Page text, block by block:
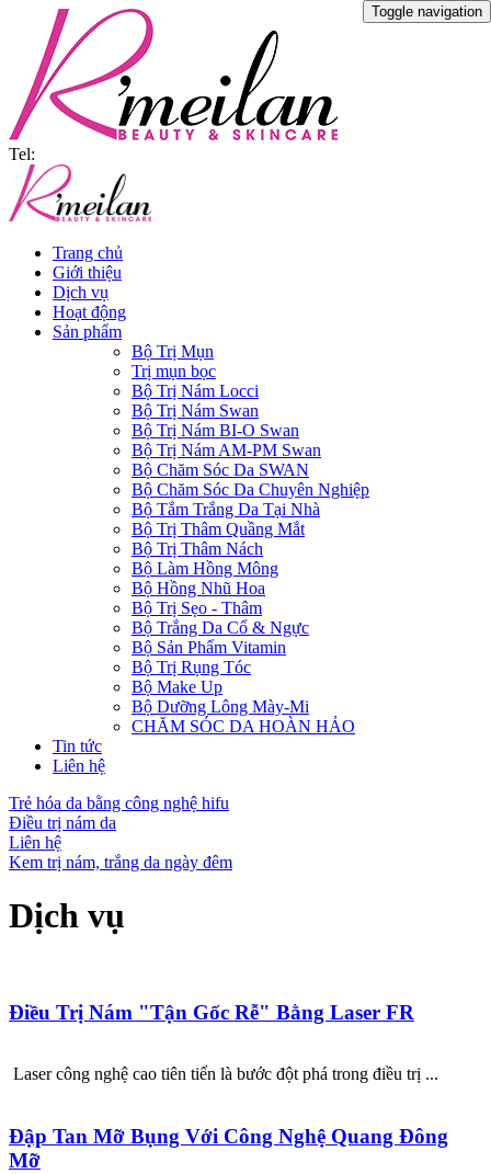
Tel:
Toggle navigation
Trang chủ
Giới thiệu
Dịch vụ
Hoạt động
Sản phẩm
Bộ Trị Mụn
Trị mụn bọc
Bộ Trị Nám Locci
Bộ Trị Nám Swan
Bộ Trị Nám BI-O Swan
Bộ Trị Nám AM-PM Swan
Bộ Chăm Sóc Da SWAN
Bộ Chăm Sóc Da Chuyên Nghiệp
Bộ Tắm Trắng Da Tại Nhà
Bộ Trị Thâm Quầng Mắt
Bộ Trị Thâm Nách
Bộ Làm Hồng Mông
Bộ Hồng Nhũ Hoa
Bộ Trị Sẹo - Thâm
Bộ Trắng Da Cổ & Ngực
Bộ Sản Phẩm Vitamin
Bộ Trị Rụng Tóc
Bộ Make Up
Bộ Dưỡng Lông Mày-Mi
CHĂM SÓC DA HOÀN HẢO
Tin tức
Liên hệ
Trẻ hóa da bằng công nghệ hifu
Điều trị nám da
Liên hệ
Kem trị nám, trắng da ngày đêm
Dịch vụ
Điều Trị Nám "Tận Gốc Rễ" Bằng Laser FR
Laser công nghệ cao tiên tiến là bước đột phá trong điều trị ...
Đập Tan Mỡ Bụng Với Công Nghệ Quang Đông
Mỡ